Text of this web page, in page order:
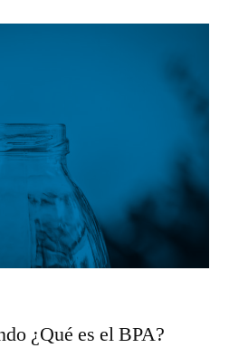
¿Qué es el BPA?